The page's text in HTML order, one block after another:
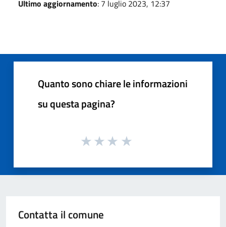
Ultimo aggiornamento: 7 luglio 2023, 12:37
Quanto sono chiare le informazioni
su questa pagina?
Contatta il comune